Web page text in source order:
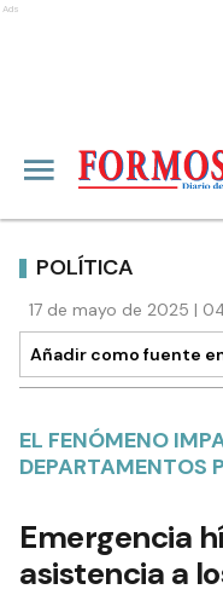
Ads
POLÍTICA
17 de mayo de 2025 |
Añadir como fuente
EL FENÓMENO
DEPARTAMENTOS
Emergencia
asistencia a